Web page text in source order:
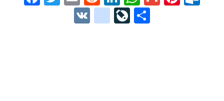
w
itt
m
ai
e
d
n
ke
h
at
g
Li